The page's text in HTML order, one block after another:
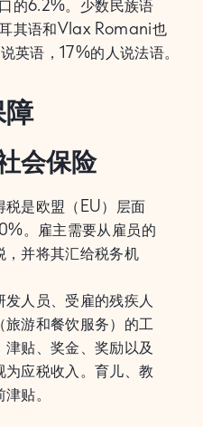
的6.2%。少数民族语
其语和Vlax Romani也
英语，17%的人说法语。
障
会保险
税是欧盟（EU）层面
。雇主需要从雇员的
并将其汇给税务机
人员、受雇的残疾人
游和餐饮服务）的工
贴、奖金、奖励以及
应税收入。育儿、教
贴。